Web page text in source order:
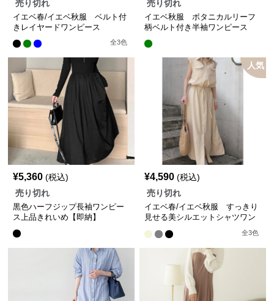
売り切れ
イエベ春/イエベ秋服 ベルト付
きレイヤードワンピース
全3色
売り切れ
イエベ秋服 ボタニカルリーフ
柄ベルト付き半袖ワンピース
¥5,360 (税込)
売り切れ
黒色ハーフジップ長袖ワンピー
ス上品きれいめ【即納】
人気
¥4,590 (税込)
売り切れ
イエベ春/イエベ秋服 すっきり
見せる美シルエットシャツワン
全3色